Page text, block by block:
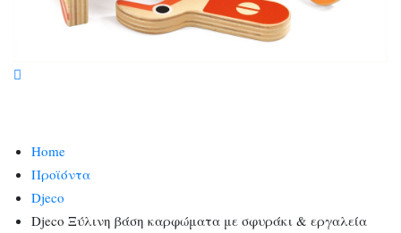
Home
Προϊόντα
Djeco
Djeco Ξύλινη βάση καρφώματα με σφυράκι & εργαλεία